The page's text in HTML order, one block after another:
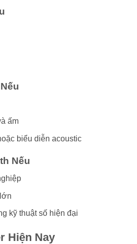
ấm
biểu diễn acoustic
Nếu
kỹ thuật số hiện đại
Hiện Nay